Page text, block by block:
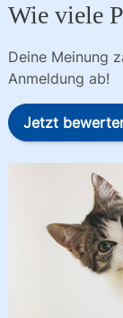
Wie viele
Deine Meinung
Anmeldung ab!
Jetzt